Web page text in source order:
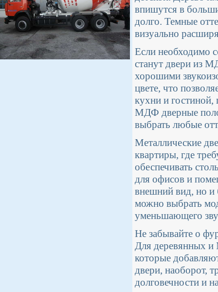
впишутся в
долго. Темные
визуально
Если необходимо
станут двери из
хорошими
цвете, что
кухни и
МДФ дверные
выбрать любые
Металлические
квартиры, где
обеспечивать
для офисов и
внешний вид, но и
можно выбрать
уменьшающего
Не забывайте о
Для деревянных и
которые
двери, наоборот,
долговечности и